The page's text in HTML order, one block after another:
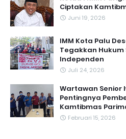
Ciptakan
Juni 19, 2026
IMM Kota Palu
Tegakkan
Independen
Juli 24, 2026
Wartawan Senior
Pentingnya
Kamtibmas
Februari 15, 2026